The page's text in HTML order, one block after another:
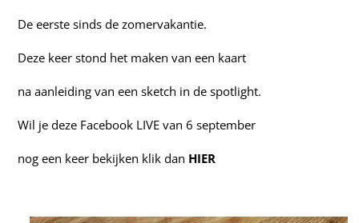
De eerste sinds de zomervakantie.
Deze keer stond het maken van een kaart
na aanleiding van een sketch in de spotlight.
Wil je deze Facebook LIVE van 6 september
nog een keer bekijken klik dan HIER